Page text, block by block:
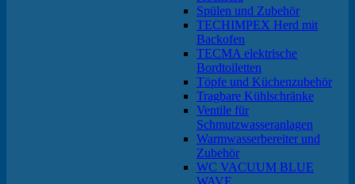
Spülen und Zubehör
TECHIMPEX Herd mit
Backofen
TECMA elektrische
Bordtoiletten
Töpfe und Küchenzubehör
Tragbare Kühlschränke
Ventile für
Schmutzwasseranlagen
Warmwasserbereiter und
Zubehör
WC VACUUM BLUE
WAVE